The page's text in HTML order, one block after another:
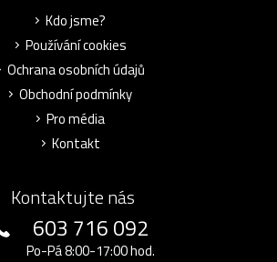
Kdo jsme?
Používání cookies
Ochrana osobních údajů
Obchodní podmínky
Pro média
Kontakt
Kontaktujte nás
603 716 092
Po-Pá 8:00-17:00 hod.